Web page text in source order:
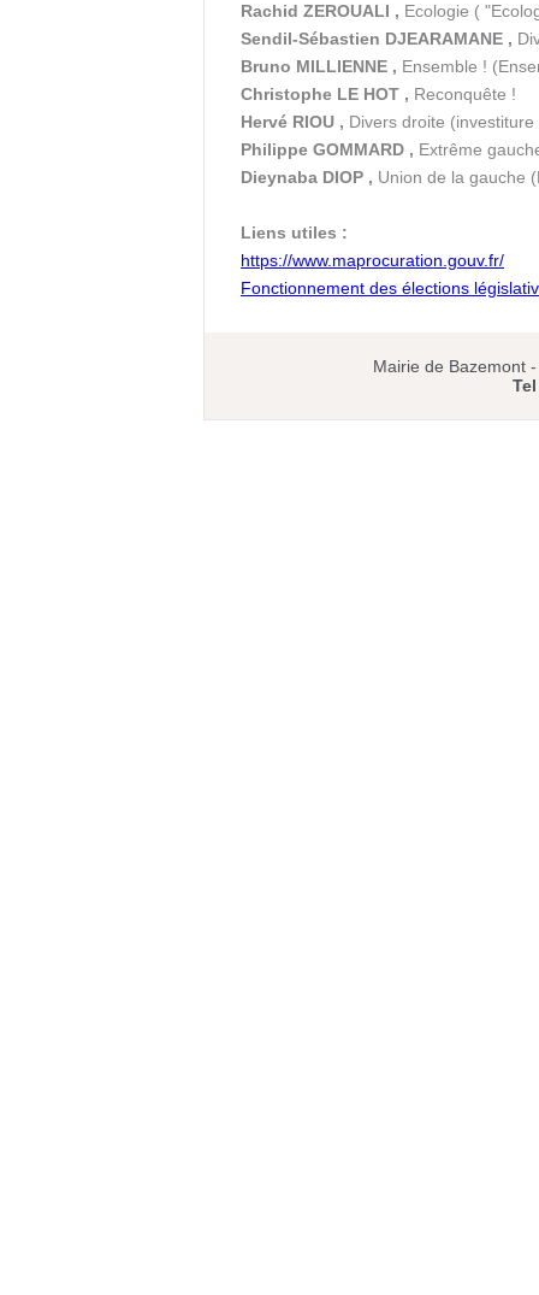
Rachid ZEROUALI , Ecologie (
Sendil-Sébastien DJEARAMANE ,
Bruno MILLIENNE , Ensemble !
Christophe LE HOT , Reconquête !
Hervé RIOU , Divers droite (investiture
Philippe GOMMARD , Extrême
Dieynaba DIOP , Union de la gauche
Liens utiles :
https://www.maprocuration.gouv.fr/
Fonctionnement des élections
Mairie de Bazemont